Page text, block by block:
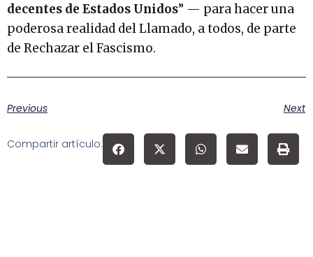
decentes de Estados Unidos” — para hacer una
poderosa realidad del Llamado, a todos, de parte
de Rechazar el Fascismo.
Previous Next
Compartir artículo: